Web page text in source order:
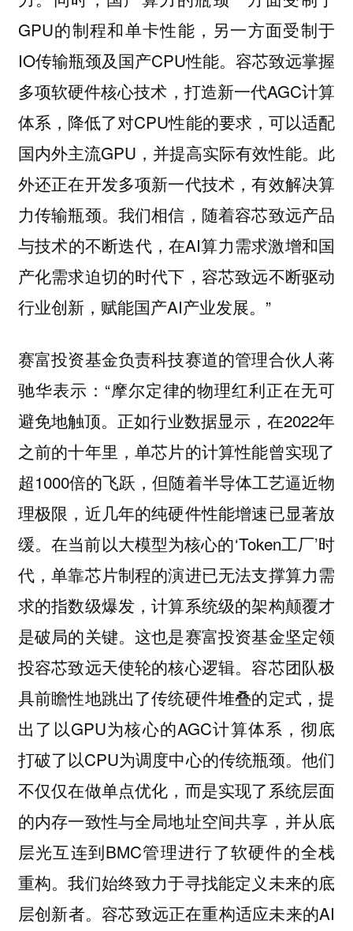
GPU的制程和单卡性能，另一方面受制于
IO传输瓶颈及国产CPU性能。容芯致远掌握
多项软硬件核心技术，打造新一代AGC计算
体系，降低了对CPU性能的要求，可以适配
国内外主流GPU，并提高实际有效性能。此
外还正在开发多项新一代技术，有效解决算
力传输瓶颈。我们相信，随着容芯致远产品
与技术的不断迭代，在AI算力需求激增和国
产化需求迫切的时代下，容芯致远不断驱动
行业创新，赋能国产AI产业发展。”
赛富投资基金负责科技赛道的管理合伙人蒋
驰华表示： “摩尔定律的物理红利正在无可
避免地触顶。正如行业数据显示，在2022年
之前的十年里，单芯片的计算性能曾实现了
超1000倍的飞跃，但随着半导体工艺逼近物
理极限，近几年的纯硬件性能增速已显著放
缓。在当前以大模型为核心的‘Token工厂’时
代，单靠芯片制程的演进已无法支撑算力需
求的指数级爆发，计算系统级的架构颠覆才
是破局的关键。这也是赛富投资基金坚定领
投容芯致远天使轮的核心逻辑。容芯团队极
具前瞻性地跳出了传统硬件堆叠的定式，提
出了以GPU为核心的AGC计算体系，彻底
打破了以CPU为调度中心的传统瓶颈。他们
不仅仅在做单点优化，而是实现了系统层面
的内存一致性与全局地址空间共享，并从底
层光互连到BMC管理进行了软硬件的全栈
重构。我们始终致力于寻找能定义未来的底
层创新者。容芯致远正在重构适应未来的AI